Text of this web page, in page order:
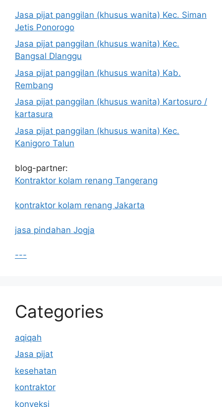
Jasa pijat panggilan (khusus wanita) Kec. Siman
Jetis Ponorogo
Jasa pijat panggilan (khusus wanita) Kec.
Bangsal Dlanggu
Jasa pijat panggilan (khusus wanita) Kab.
Rembang
Jasa pijat panggilan (khusus wanita) Kartosuro /
kartasura
Jasa pijat panggilan (khusus wanita) Kec.
Kanigoro Talun
blog-partner:
Kontraktor kolam renang Tangerang
kontraktor kolam renang Jakarta
jasa pindahan Jogja
---
Categories
aqiqah
Jasa pijat
kesehatan
kontraktor
konveksi